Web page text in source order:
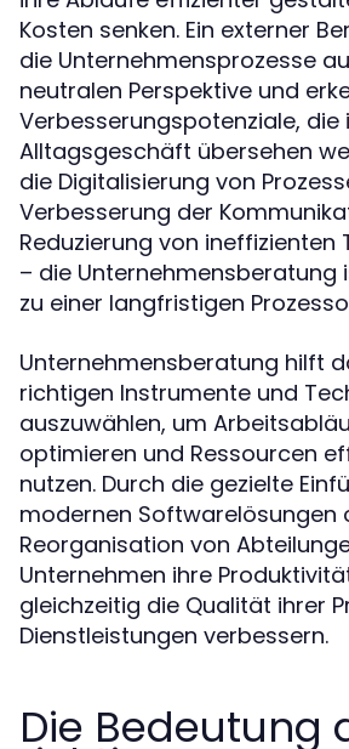
Kosten senken. Ein externer
die Unternehmensprozesse
neutralen Perspektive und
Verbesserungspotenziale, die
Alltagsgeschäft übersehen
die Digitalisierung von
Verbesserung der
Reduzierung von ineffizienten
– die Unternehmensberatung
zu einer langfristigen
Unternehmensberatung hilft
richtigen Instrumente und
auszuwählen, um
optimieren und Ressourcen
nutzen. Durch die gezielte
modernen Softwarelösungen
Reorganisation von
Unternehmen ihre
gleichzeitig die Qualität ihrer
Dienstleistungen verbessern.
Die Bedeutung